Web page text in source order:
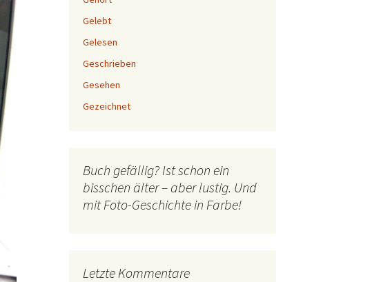
Gelebt
Gelesen
Geschrieben
Gesehen
Gezeichnet
Buch gefällig? Ist schon ein
bisschen älter – aber lustig. Und
mit Foto-Geschichte in Farbe!
Letzte Kommentare